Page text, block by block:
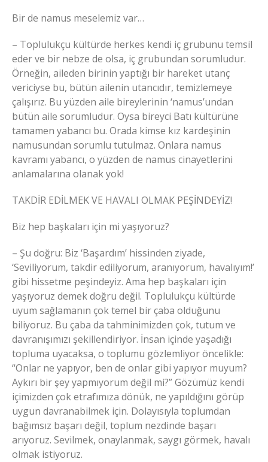
Bir de namus meselemiz var…
– Toplulukçu kültürde herkes kendi iç grubunu temsil
eder ve bir nebze de olsa, iç grubundan sorumludur.
Örneğin, aileden birinin yaptığı bir hareket utanç
vericiyse bu, bütün ailenin utancıdır, temizlemeye
çalışırız. Bu yüzden aile bireylerinin ‘namus’undan
bütün aile sorumludur. Oysa bireyci Batı kültürüne
tamamen yabancı bu. Orada kimse kız kardeşinin
namusundan sorumlu tutulmaz. Onlara namus
kavramı yabancı, o yüzden de namus cinayetlerini
anlamalarına olanak yok!
TAKDİR EDİLMEK VE HAVALI OLMAK PEŞİNDEYİZ!
Biz hep başkaları için mi yaşıyoruz?
– Şu doğru: Biz ‘Başardım’ hissinden ziyade,
‘Seviliyorum, takdir ediliyorum, aranıyorum, havalıyım!’
gibi hissetme peşindeyiz. Ama hep başkaları için
yaşıyoruz demek doğru değil. Toplulukçu kültürde
uyum sağlamanın çok temel bir çaba olduğunu
biliyoruz. Bu çaba da tahminimizden çok, tutum ve
davranışımızı şekillendiriyor. İnsan içinde yaşadığı
topluma uyacaksa, o toplumu gözlemliyor öncelikle:
“Onlar ne yapıyor, ben de onlar gibi yapıyor muyum?
Aykırı bir şey yapmıyorum değil mi?” Gözümüz kendi
içimizden çok etrafımıza dönük, ne yapıldığını görüp
uygun davranabilmek için. Dolayısıyla toplumdan
bağımsız başarı değil, toplum nezdinde başarı
arıyoruz. Sevilmek, onaylanmak, saygı görmek, havalı
olmak istiyoruz.